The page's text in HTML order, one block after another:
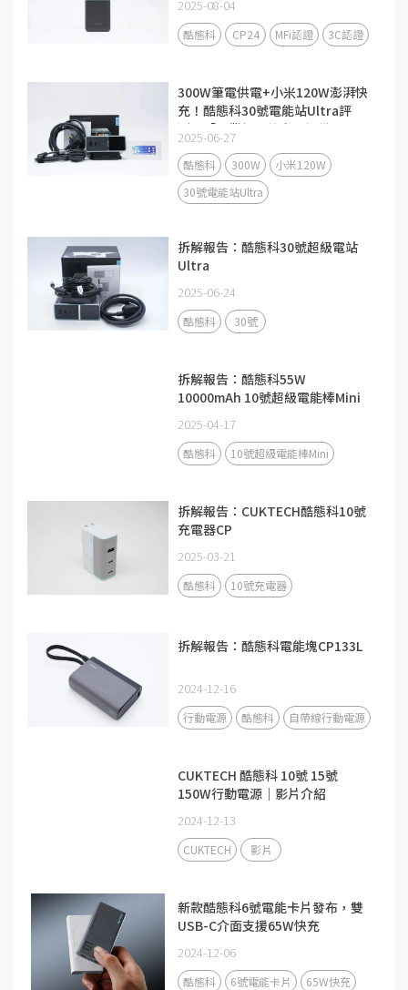
2025-08-04
酷態科 CP24 MFi認證 3C認證
300W筆電供電+小米120W澎湃快
充！酷態科30號電能站Ultra評
測：「畢業級」的充電設備
2025-06-27
酷態科 300W
小米120W
30號電能站Ultra
拆解報告：酷態科30號超級電站
Ultra
2025-06-24
酷態科 30號
拆解報告：酷態科55W
10000mAh 10號超級電能棒Mini
2025-04-17
酷態科 10號超級電能棒Mini
拆解報告：CUKTECH酷態科10號
充電器CP
2025-03-21
酷態科 10號充電器
拆解報告：酷態科電能塊CP133L
2024-12-16
行動電源 酷態科 自帶線行動電源
CUKTECH 酷態科 10號 15號
150W行動電源｜影片介紹
2024-12-13
CUKTECH 影片
新款酷態科6號電能卡片發布，雙
USB-C介面支援65W快充
2024-12-06
酷態科 6號電能卡片 65W快充